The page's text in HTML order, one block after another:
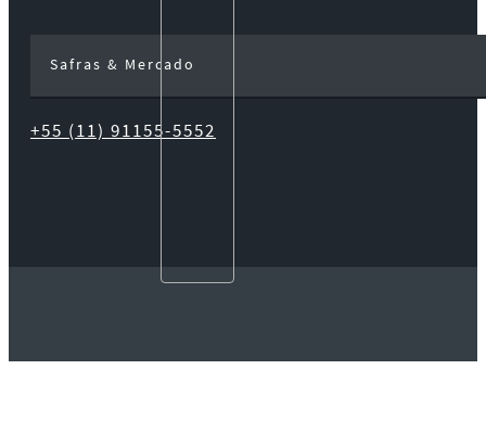
Safras & Mercado
+55 (11) 91155-5552